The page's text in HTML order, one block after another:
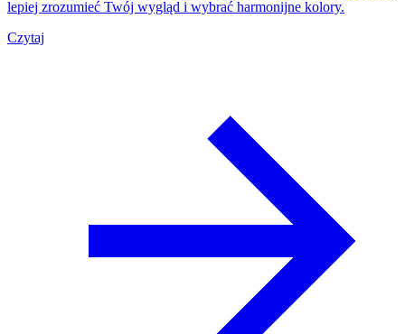
lepiej zrozumieć Twój wygląd i wybrać harmonijne kolory.
Czytaj